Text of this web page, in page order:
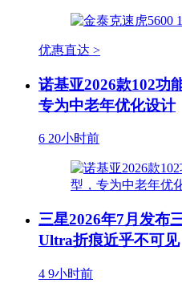
优惠直达 >
诺基亚2026款102功
专为中老年优化设计
6 20小时前
三星2026年7月发布
Ultra折痕近乎不可见
4 9小时前